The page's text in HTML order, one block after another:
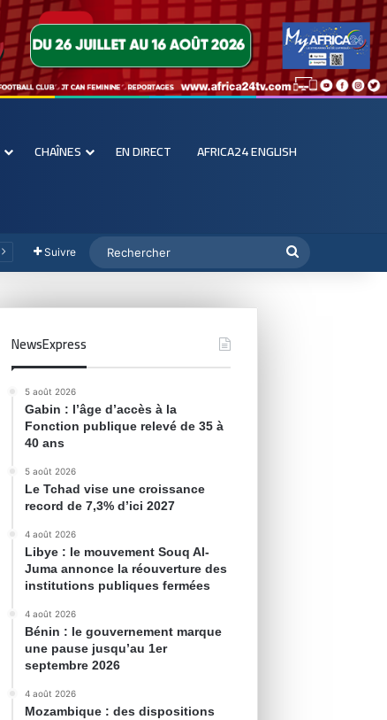
CHAÎNES EN DIRECT AFRICA24 ENGLISH
Suivre
NewsExpress
5 août 2026
Gabin : l’âge d’accès à la
Fonction publique relevé de 35 à
40 ans
5 août 2026
Le Tchad vise une croissance
record de 7,3% d’ici 2027
4 août 2026
Libye : le mouvement Souq Al-
Juma annonce la réouverture des
institutions publiques fermées
4 août 2026
Bénin : le gouvernement marque
une pause jusqu’au 1er
septembre 2026
4 août 2026
Mozambique : des dispositions